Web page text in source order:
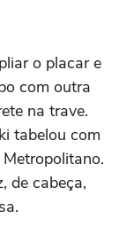
o placar e
com outra
na trave.
tabelou com
de cabeça,